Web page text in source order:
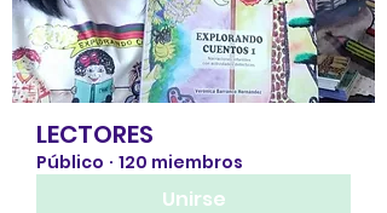
LECTORES
Público · 120 miembros
Unirse